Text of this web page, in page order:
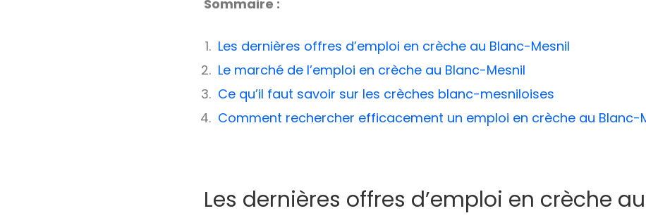
Sommaire :
Les dernières offres d’emploi en crèche au Blanc-Mesnil
Le marché de l’emploi en crèche au Blanc-Mesnil
Ce qu’il faut savoir sur les crèches blanc-mesniloises
Comment rechercher efficacement un emploi en crèche au Blanc-
Les dernières offres d’emploi en crèche